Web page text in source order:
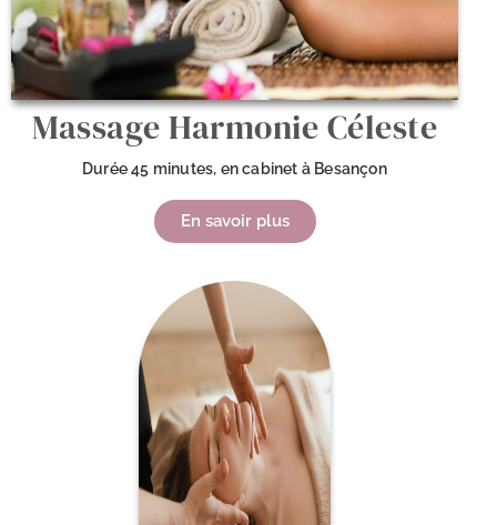
Massage Harmonie Céleste
Durée 45 minutes, en cabinet à Besançon
En savoir plus